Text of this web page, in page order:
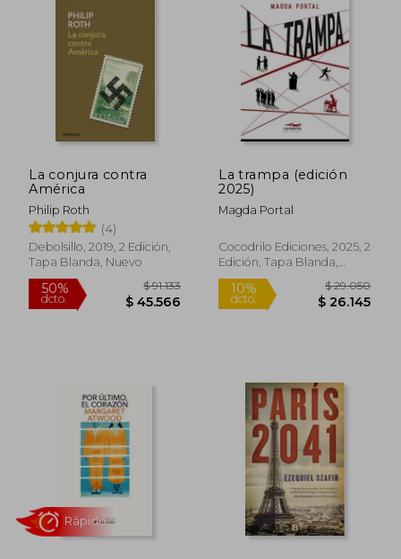
La conjura contra
América
Philip Roth
(4)
Debolsillo, 2019, 2 Edición,
Tapa Blanda, Nuevo
La trampa (edición
2025)
Magda Portal
Cocodrilo Ediciones, 2025, 2
Edición, Tapa Blanda,
Nuevo